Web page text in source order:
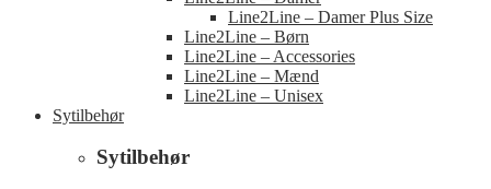
Line2Line – Damer Plus Size
Line2Line – Børn
Line2Line – Accessories
Line2Line – Mænd
Line2Line – Unisex
Sytilbehør
Sytilbehør